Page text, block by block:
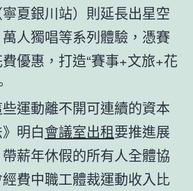
夏銀川站）則延長出星空
人獨唱等系列體驗，憑賽
優惠，打造“賽事+文旅+花
運動離不開可連續的資本
明白會議室出租要推進展
薪年休假的所有人全體協
費中職工體裁運動收入比